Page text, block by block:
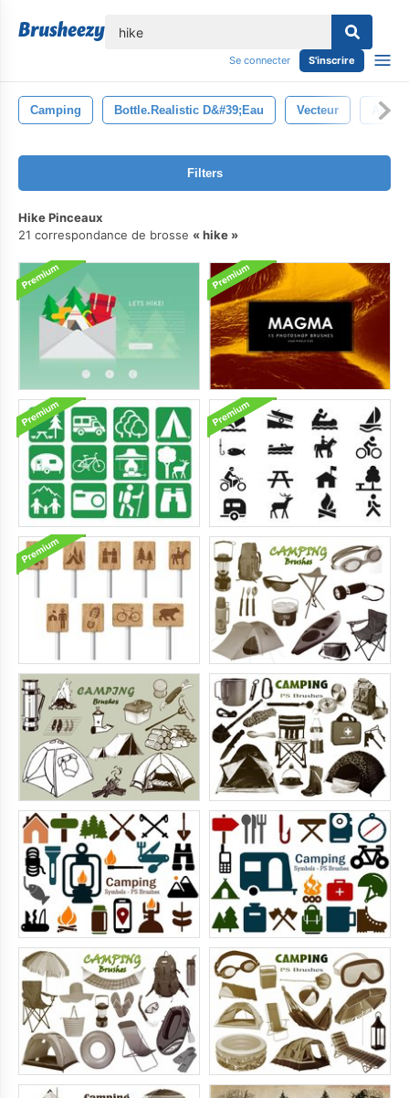
Se connecter S'inscrire
Camping Bottle.realistic D&#39;eau Vecteur Arbre
Filters
Hike Pinceaux
21 correspondance de brosse
hike